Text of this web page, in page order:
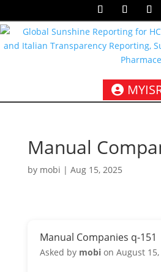
Manual
by mobi | Aug 15, 2025
Manual Companies q-151
Asked by mobion August 15,